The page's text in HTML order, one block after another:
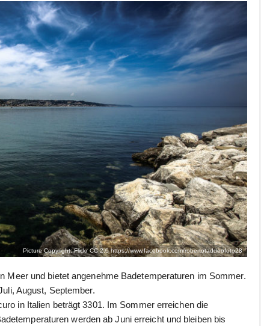
Picture Copyright: Flickr CC 2.0https://www.facebook.com/robertotaddeofoto28
Meer und bietet angenehme Badetemperaturen im Sommer.
August, September.
in Italien beträgt 3301. Im Sommer erreichen die
werden ab Juni erreicht und bleiben bis